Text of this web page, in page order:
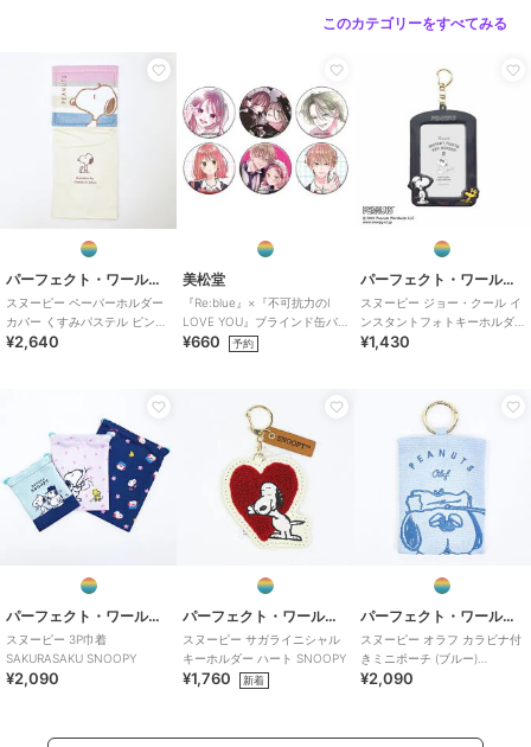
このカテゴリーをすべてみる
パーフェクト・ワールド・トーキョー
スヌーピー ペーパーホルダー
カバー くすみパステル ピンク
SNOOPY
¥2,640
美松堂
『Re:blue』×『不可抗力のI
LOVE YOU』ブラインド缶バ
ッジ（全6種）
¥660 予約
パーフェクト・ワールド・トーキョー
スヌーピー ジョー・クール イ
ンスタントフォトキーホルダ
ー2 推し活 SNOOPY
¥1,430
パーフェクト・ワールド・トーキョー
スヌーピー 3P巾着
SAKURASAKU SNOOPY
¥2,090
パーフェクト・ワールド・トーキョー
スヌーピー サガライニシャル
キーホルダー ハート SNOOPY
¥1,760 新着
パーフェクト・ワールド・トーキョー
スヌーピー オラフ カラビナ付
きミニポーチ (ブルー)
SNOOPY
¥2,090